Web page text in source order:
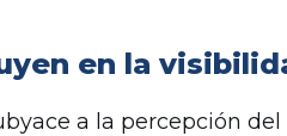
en la
a la percepción